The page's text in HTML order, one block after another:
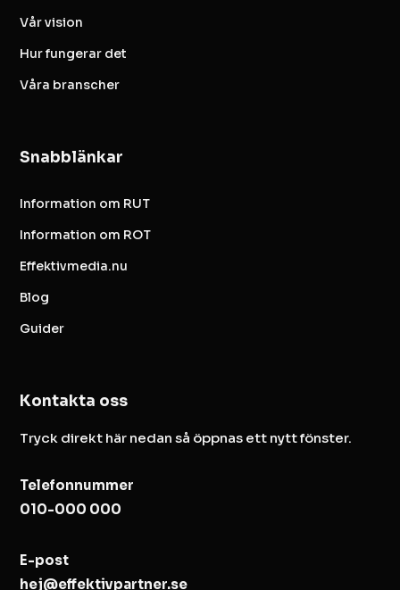
Vår vision
Hur fungerar det
Våra branscher
Snabblänkar
Information om RUT
Information om ROT
Effektivmedia.nu
Blog
Guider
Kontakta oss
Tryck direkt här nedan så öppnas ett nytt fönster.
Telefonnummer
010-000 000
E-post
hej@effektivpartner.se